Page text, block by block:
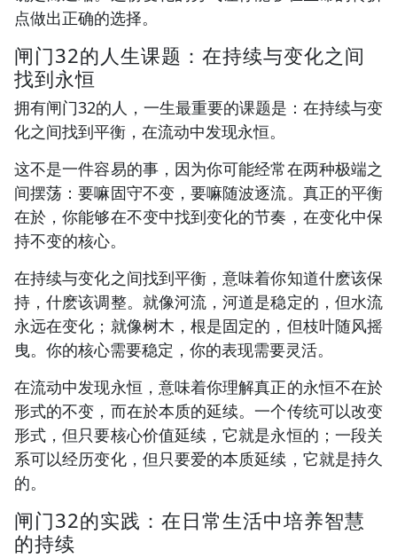
点做出正确的选择。
闸门32的人生课题：在持续与变化之间
找到永恒
拥有闸门32的人，一生最重要的课题是：在持续与变
化之间找到平衡，在流动中发现永恒。
这不是一件容易的事，因为你可能经常在两种极端之
间摆荡：要嘛固守不变，要嘛随波逐流。真正的平衡
在於，你能够在不变中找到变化的节奏，在变化中保
持不变的核心。
在持续与变化之间找到平衡，意味着你知道什麽该保
持，什麽该调整。就像河流，河道是稳定的，但水流
永远在变化；就像树木，根是固定的，但枝叶随风摇
曳。你的核心需要稳定，你的表现需要灵活。
在流动中发现永恒，意味着你理解真正的永恒不在於
形式的不变，而在於本质的延续。一个传统可以改变
形式，但只要核心价值延续，它就是永恒的；一段关
系可以经历变化，但只要爱的本质延续，它就是持久
的。
闸门32的实践：在日常生活中培养智慧
的持续